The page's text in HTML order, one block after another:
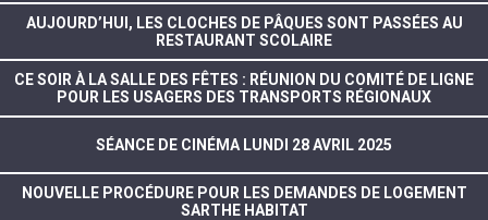
AUJOURD’HUI, LES CLOCHES DE PÂQUES SONT PASSÉES AU
RESTAURANT SCOLAIRE
CE SOIR À LA SALLE DES FÊTES : RÉUNION DU COMITÉ DE LIGNE
POUR LES USAGERS DES TRANSPORTS RÉGIONAUX
SÉANCE DE CINÉMA LUNDI 28 AVRIL 2025
NOUVELLE PROCÉDURE POUR LES DEMANDES DE LOGEMENT
SARTHE HABITAT